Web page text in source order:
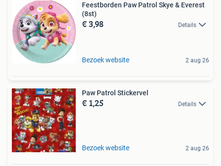
Feestborden Paw Patrol Skye & Everest
(8st)
€ 3,98 Details
Bezoek website 2 aug 26
Paw Patrol Stickervel
€ 1,25 Details
Bezoek website 2 aug 26